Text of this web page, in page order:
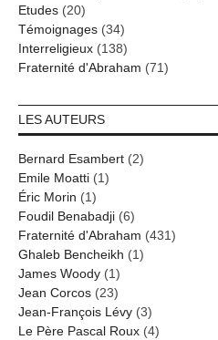
Etudes (20)
Témoignages (34)
Interreligieux (138)
Fraternité d'Abraham (71)
LES AUTEURS
Bernard Esambert (2)
Emile Moatti (1)
Éric Morin (1)
Foudil Benabadji (6)
Fraternité d'Abraham (431)
Ghaleb Bencheikh (1)
James Woody (1)
Jean Corcos (23)
Jean-François Lévy (3)
Le Père Pascal Roux (4)